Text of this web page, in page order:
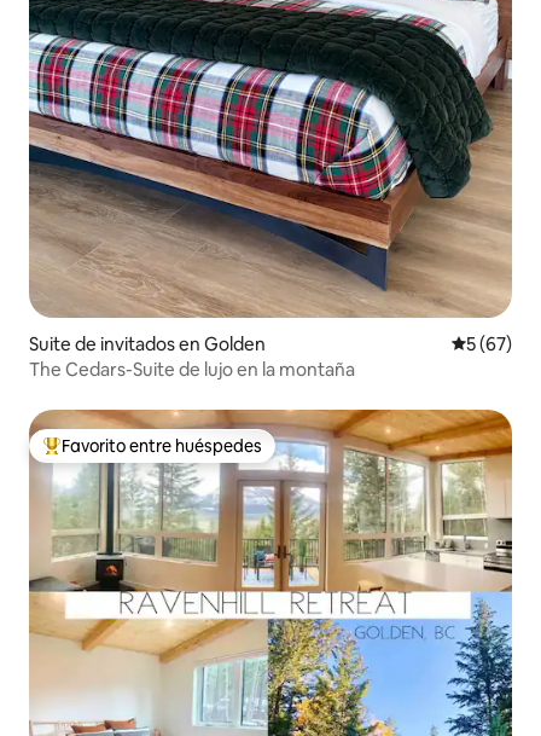
Suite de invitados en Golden
5 (67)
The Cedars-Suite de lujo en la montaña
Favorito entre huéspedes preferido
Favorito entre huéspedes